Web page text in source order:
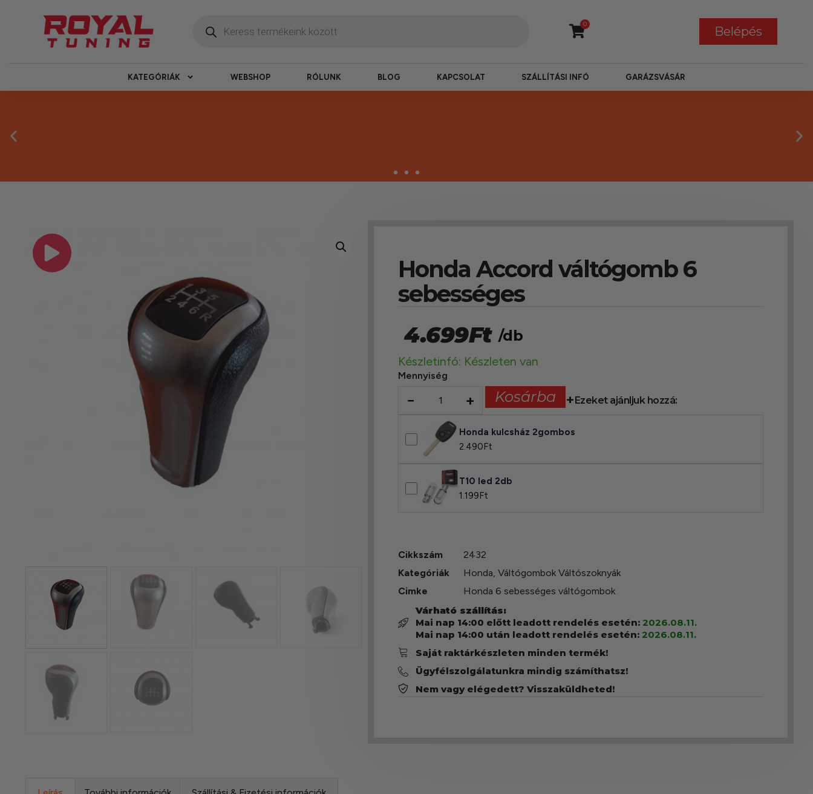
0
Belépés
KATEGÓRIÁK WEBSHOP RÓLUNK BLOG KAPCSOLAT SZÁLLÍTÁSI INFÓ GARÁZSVÁSÁR
Gyors rendelésfeldolgozással segítünk, hogy hamar kézhez kapd a csomagod.Honda Accord váltógomb 6
sebességes
4.699Ft /db
Készletinfó: Készleten van
Mennyiség
− + Kosárba Ezeket ajánljuk hozzá:
Honda kulcsház 2gombos
2.490Ft
T10 led 2db
1.199Ft
Cikkszám
2432
Kategóriák
Honda, Váltógombok Váltószoknyák
Cimke
Honda 6 sebességes váltógombok
Várható szállítás:
Mai nap 14:00 előtt leadott rendelés esetén: 2026.08.11.
Mai nap 14:00 után leadott rendelés esetén: 2026.08.11.
Saját raktárkészleten minden termék!
Ügyfélszolgálatunkra mindig számíthatsz!
Nem vagy elégedett? Visszaküldheted!